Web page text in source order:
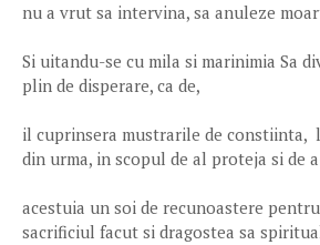
nu a vrut sa intervina, sa anuleze
Si uitandu-se cu mila si marinimia Sa
plin de disperare, ca de,
il cuprinsera mustrarile de constiinta,
din urma, in scopul de al proteja si de
acestuia un soi de recunoastere
sacrificiul facut si dragostea sa